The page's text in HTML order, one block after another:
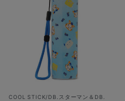
COOL STICK/DB.スターマン＆DB.